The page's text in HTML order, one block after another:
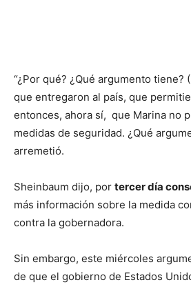
“¿Por qué? ¿Qué argumento
que entregaron al país, que
entonces, ahora sí, que Marina no
medidas de seguridad. ¿Qué
arremetió.
Sheinbaum dijo, por tercer día
más información sobre la medida
contra la gobernadora.
Sin embargo, este miércoles
de que el gobierno de Estados